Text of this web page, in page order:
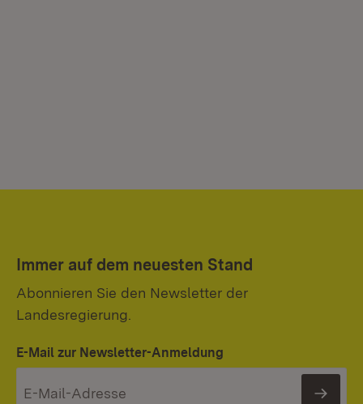
Immer auf dem neuesten Stand
Abonnieren Sie den Newsletter der
Landesregierung.
E-Mail zur Newsletter-Anmeldung